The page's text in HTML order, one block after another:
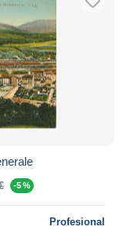
-5 %
Profesional